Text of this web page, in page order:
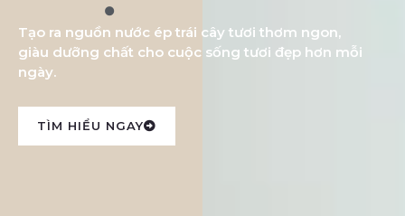
Tạo ra nguồn nước ép trái cây tươi thơm ngon,
giàu dưỡng chất cho cuộc sống tươi đẹp hơn mỗi
ngày.
TÌM HIỂU NGAY